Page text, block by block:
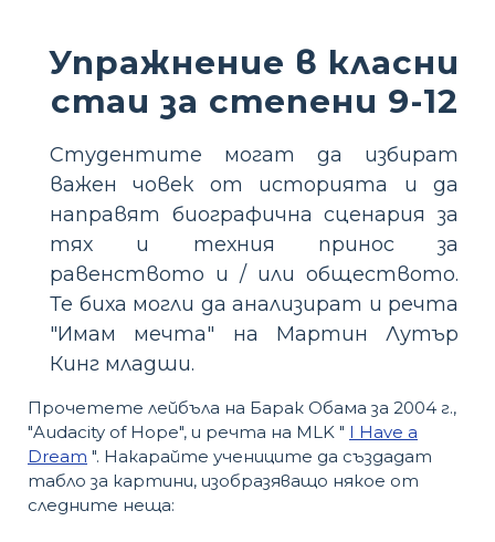
Упражнение в класни
стаи за степени 9-12
Студентите могат да избират
важен човек от историята и да
направят биографична сценария за
тях и техния принос за
равенството и / или обществото.
Те биха могли да анализират и речта
"Имам мечта" на Мартин Лутър
Кинг младши.
Прочетете лейбъла на Барак Обама за 2004 г.,
"Audacity of Hope", и речта на MLK " I Have a
Dream ". Накарайте учениците да създадат
табло за картини, изобразяващо някое от
следните неща: